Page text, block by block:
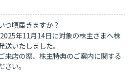
つ頃届きますか？
年11月14日に対象の株主さまへ株
いたしました。
来店の際、株主特典のご案内に関する
い。